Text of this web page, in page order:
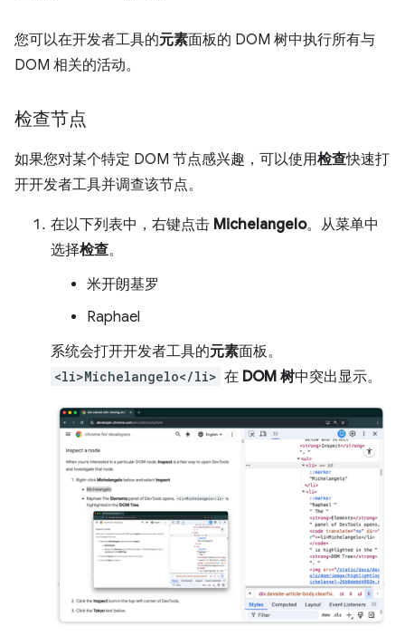
您可以在开发者工具的元素面板的 DOM 树中执行所有与
DOM 相关的活动。
检查节点
如果您对某个特定 DOM 节点感兴趣，可以使用检查快速打
开开发者工具并调查该节点。
在以下列表中，右键点击 Michelangelo。从菜单中
选择检查。
米开朗基罗
Raphael
系统会打开开发者工具的元素面板。
<li>Michelangelo</li> 在 DOM 树中突出显示。